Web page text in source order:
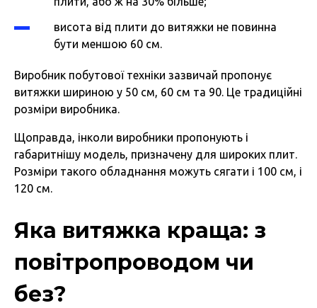
висота від плити до витяжки не повинна
бути меншою 60 см.
Виробник побутової техніки зазвичай пропонує
витяжки шириною у 50 см, 60 см та 90. Це традиційні
розміри виробника.
Щоправда, інколи виробники пропонують і
габаритнішу модель, призначену для широких плит.
Розміри такого обладнання можуть сягати і 100 см, і
120 см.
Яка витяжка краща: з
повітропроводом чи
без?